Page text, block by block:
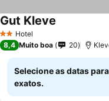
2 Estrelas
Hotel
Gut Kleve
8,4 Muito boa 20
Selecione as datas
exatos.